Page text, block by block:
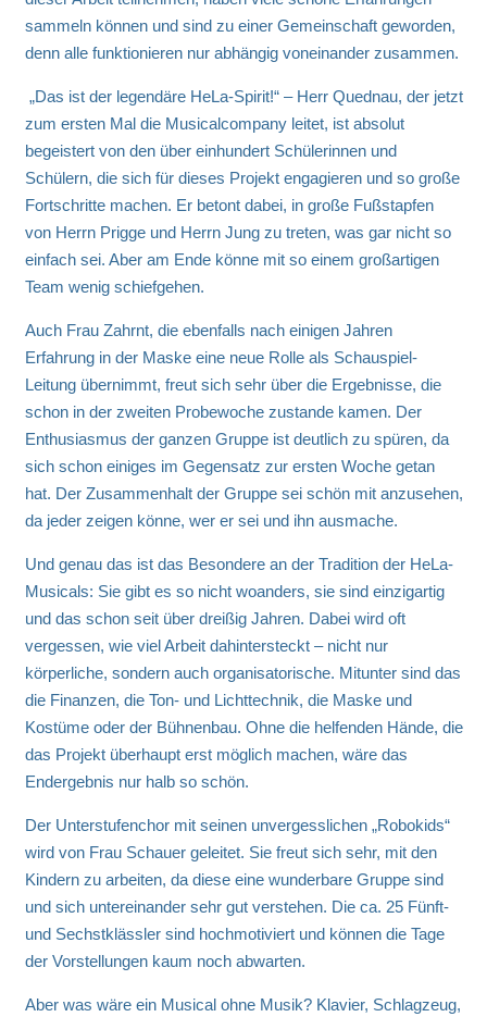
sammeln können und sind zu einer Gemeinschaft geworden,
denn alle funktionieren nur abhängig voneinander zusammen.
„Das ist der legendäre HeLa-Spirit!“ – Herr Quednau, der jetzt
zum ersten Mal die Musicalcompany leitet, ist absolut
begeistert von den über einhundert Schülerinnen und
Schülern, die sich für dieses Projekt engagieren und so große
Fortschritte machen. Er betont dabei, in große Fußstapfen
von Herrn Prigge und Herrn Jung zu treten, was gar nicht so
einfach sei. Aber am Ende könne mit so einem großartigen
Team wenig schiefgehen.
Auch Frau Zahrnt, die ebenfalls nach einigen Jahren
Erfahrung in der Maske eine neue Rolle als Schauspiel-
Leitung übernimmt, freut sich sehr über die Ergebnisse, die
schon in der zweiten Probewoche zustande kamen. Der
Enthusiasmus der ganzen Gruppe ist deutlich zu spüren, da
sich schon einiges im Gegensatz zur ersten Woche getan
hat. Der Zusammenhalt der Gruppe sei schön mit anzusehen,
da jeder zeigen könne, wer er sei und ihn ausmache.
Und genau das ist das Besondere an der Tradition der HeLa-
Musicals: Sie gibt es so nicht woanders, sie sind einzigartig
und das schon seit über dreißig Jahren. Dabei wird oft
vergessen, wie viel Arbeit dahintersteckt – nicht nur
körperliche, sondern auch organisatorische. Mitunter sind das
die Finanzen, die Ton- und Lichttechnik, die Maske und
Kostüme oder der Bühnenbau. Ohne die helfenden Hände, die
das Projekt überhaupt erst möglich machen, wäre das
Endergebnis nur halb so schön.
Der Unterstufenchor mit seinen unvergesslichen „Robokids“
wird von Frau Schauer geleitet. Sie freut sich sehr, mit den
Kindern zu arbeiten, da diese eine wunderbare Gruppe sind
und sich untereinander sehr gut verstehen. Die ca. 25 Fünft-
und Sechstklässler sind hochmotiviert und können die Tage
der Vorstellungen kaum noch abwarten.
Aber was wäre ein Musical ohne Musik? Klavier, Schlagzeug,